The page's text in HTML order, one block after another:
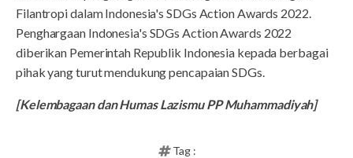
Filantropi dalam Indonesia's SDGs Action Awards 2022.
Penghargaan Indonesia's SDGs Action Awards 2022
diberikan Pemerintah Republik Indonesia kepada berbagai
pihak yang turut mendukung pencapaian SDGs.
[Kelembagaan dan Humas Lazismu PP Muhammadiyah]
Tag :